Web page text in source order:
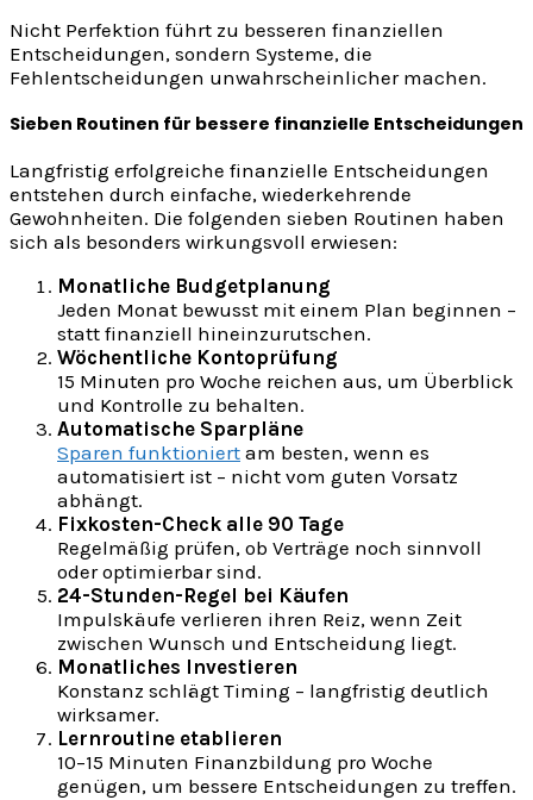
Nicht Perfektion führt zu besseren finanziellen
Entscheidungen, sondern Systeme, die
Fehlentscheidungen unwahrscheinlicher machen.
Sieben Routinen für bessere finanzielle Entscheidungen
Langfristig erfolgreiche finanzielle Entscheidungen
entstehen durch einfache, wiederkehrende
Gewohnheiten. Die folgenden sieben Routinen haben
sich als besonders wirkungsvoll erwiesen:
Monatliche Budgetplanung
Jeden Monat bewusst mit einem Plan beginnen –
statt finanziell hineinzurutschen.
Wöchentliche Kontoprüfung
15 Minuten pro Woche reichen aus, um Überblick
und Kontrolle zu behalten.
Automatische Sparpläne
Sparen funktioniert am besten, wenn es
automatisiert ist – nicht vom guten Vorsatz
abhängt.
Fixkosten-Check alle 90 Tage
Regelmäßig prüfen, ob Verträge noch sinnvoll
oder optimierbar sind.
24-Stunden-Regel bei Käufen
Impulskäufe verlieren ihren Reiz, wenn Zeit
zwischen Wunsch und Entscheidung liegt.
Monatliches Investieren
Konstanz schlägt Timing – langfristig deutlich
wirksamer.
Lernroutine etablieren
10–15 Minuten Finanzbildung pro Woche
genügen, um bessere Entscheidungen zu treffen.